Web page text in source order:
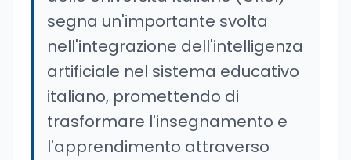
segna un'importante svolta
nell'integrazione dell'intelligenza
artificiale nel sistema educativo
italiano, promettendo di
trasformare l'insegnamento e
l'apprendimento attraverso